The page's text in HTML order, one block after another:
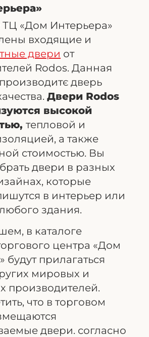
ТЦ «Дом Интерьера»
входящие и
двери от
Rodos. Данная
є дверь
Двери Rodos
высокой
тепловой и
а также
стоимостью. Вы
двери в разных
которые
в интерьер или
здания.
в каталоге
центра «Дом
будут прилагаться
мировых и
производителей.
что в торговом
двери. согласно